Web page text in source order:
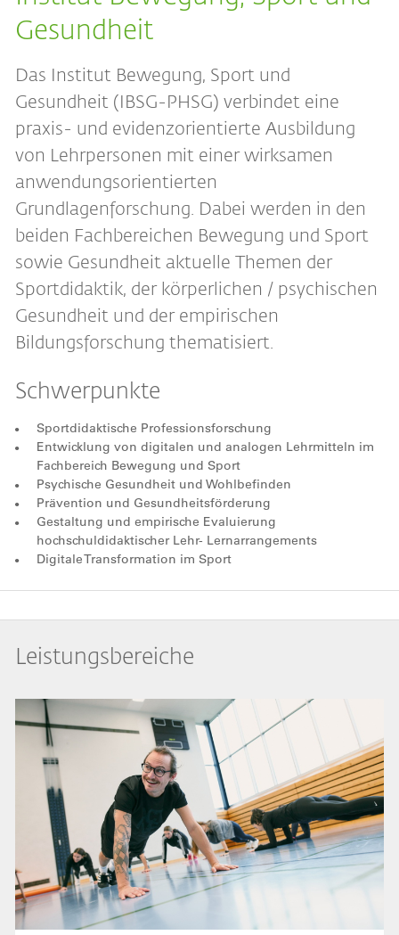
Gesundheit
Das Institut Bewegung, Sport und
Gesundheit (IBSG-PHSG) verbindet eine
praxis- und evidenzorientierte Ausbildung
von Lehrpersonen mit einer wirksamen
anwendungsorientierten
Grundlagenforschung. Dabei werden in den
beiden Fachbereichen Bewegung und Sport
sowie Gesundheit aktuelle Themen der
Sportdidaktik, der körperlichen / psychischen
Gesundheit und der empirischen
Bildungsforschung thematisiert.
Schwerpunkte
Sportdidaktische Professionsforschung
Entwicklung von digitalen und analogen Lehrmitteln im
Fachbereich Bewegung und Sport
Psychische Gesundheit und Wohlbefinden
Prävention und Gesundheitsförderung
Gestaltung und empirische Evaluierung
hochschuldidaktischer Lehr- Lernarrangements
Digitale Transformation im Sport
Leistungsbereiche
Bild